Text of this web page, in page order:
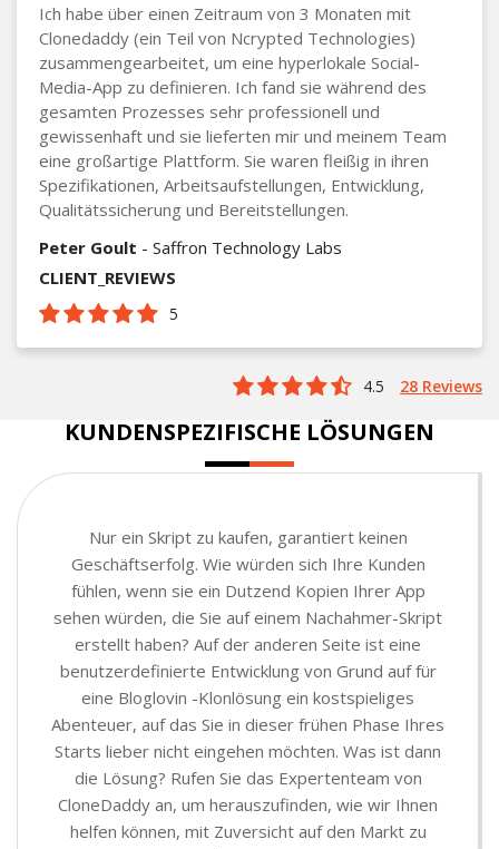
Ich habe über einen Zeitraum von 3 Monaten mit
Clonedaddy (ein Teil von Ncrypted Technologies)
zusammengearbeitet, um eine hyperlokale Social-
Media-App zu definieren. Ich fand sie während des
gesamten Prozesses sehr professionell und
gewissenhaft und sie lieferten mir und meinem Team
eine großartige Plattform. Sie waren fleißig in ihren
Spezifikationen, Arbeitsaufstellungen, Entwicklung,
Qualitätssicherung und Bereitstellungen.
Peter Goult - Saffron Technology Labs
CLIENT_REVIEWS
5
4.5 28 Reviews
KUNDENSPEZIFISCHE LÖSUNGEN
Nur ein Skript zu kaufen, garantiert keinen
Geschäftserfolg. Wie würden sich Ihre Kunden
fühlen, wenn sie ein Dutzend Kopien Ihrer App
sehen würden, die Sie auf einem Nachahmer-Skript
erstellt haben? Auf der anderen Seite ist eine
benutzerdefinierte Entwicklung von Grund auf für
eine Bloglovin -Klonlösung ein kostspieliges
Abenteuer, auf das Sie in dieser frühen Phase Ihres
Starts lieber nicht eingehen möchten. Was ist dann
die Lösung? Rufen Sie das Expertenteam von
CloneDaddy an, um herauszufinden, wie wir Ihnen
helfen können, mit Zuversicht auf den Markt zu